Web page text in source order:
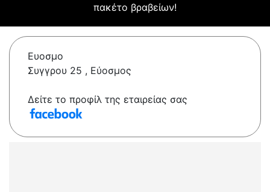
πακέτο βραβείων!
Ευοσμο
Συγγρου 25 , Εύοσμος
Δείτε το προφίλ της εταιρείας σας